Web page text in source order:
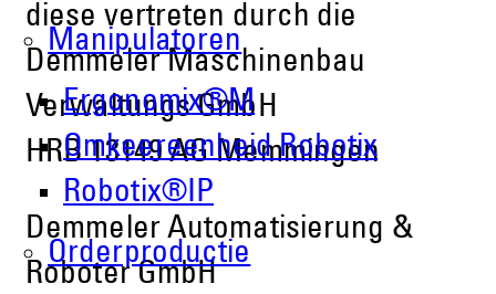
Manipulatoren
Ergonomix®M
Omkeereenheid Robotix
Robotix®IP
Orderproductie
diese vertreten durch die
Demmeler Maschinenbau
Verwaltungs GmbH
HRB 13149 AG Memmingen
Demmeler Automatisierung &
Roboter GmbH